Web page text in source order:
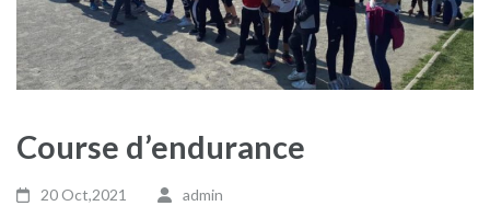
Course d’endurance
20 Oct,2021 admin